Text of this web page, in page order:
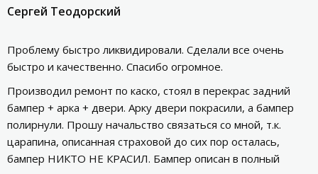
Сергей Теодорский
Проблему быстро ликвидировали. Сделали все очень
быстро и качественно. Спасибо огромное.
Производил ремонт по каско, стоял в перекрас задний
бампер + арка + двери. Арку двери покрасили, а бампер
полирнули. Прошу начальство связаться со мной, т.к.
царапина, описанная страховой до сих пор осталась,
бампер НИКТО НЕ КРАСИЛ. Бампер описан в полный